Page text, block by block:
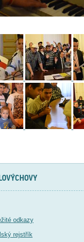
odkazy
rejstřík